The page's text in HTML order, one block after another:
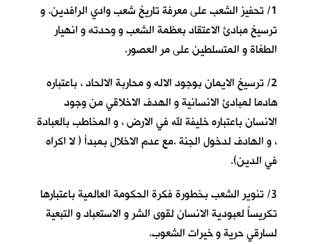
1/ تحفيز الشعب على معرفة تاريخ شعب وادي الرافدين. و
ترسيخ مبادئ الاعتقاد بعظمة الشعب و وحدته و انهيار
الطغاة و المتسلطين على مر العصور.
2/ ترسيخ الايمان بوجود الاله و محاربة الالحاد ، باعتباره
هادما لمبادئ الانسانية و الهدف الاخلاقي من وجود
الانسان باعتباره خليفة لله في الارض ، و المخاطب بالعبادة
، و الهادف لدخول الجنة .مع عدم الاخلال بمبدأ ( لا اكراه
في الدين).
3/ تنوير الشعب بخطورة فكرة الحكومة العالمية باعتبارها
تكريساً لعبودية الانسان لقوى الشر و الاستعباد و التبعية
لسارقي حرية و خيرات الشعوب.